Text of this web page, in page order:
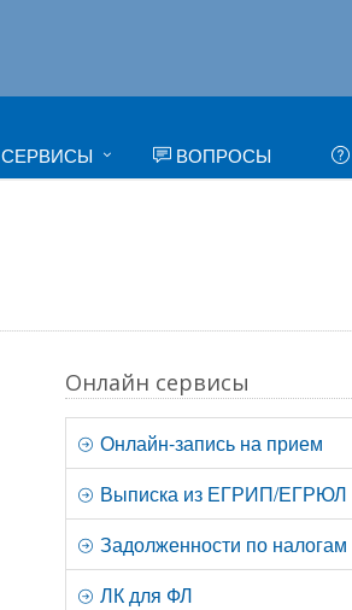
СЕРВИСЫ ВОПРОСЫ
Онлайн сервисы
Онлайн-запись на прием
Выписка из ЕГРИП/ЕГРЮЛ
Задолженности по налогам
ЛК для ФЛ